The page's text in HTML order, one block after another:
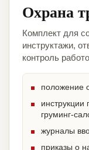
Охрана
Комплект для
инструктажи,
контроль
положение
груминг-
журналы
приказы о